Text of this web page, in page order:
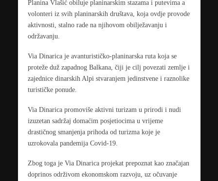
Planina Vlašić obiluje planinarskim stazama i putevima a
volonteri iz svih planinarskih društava, koja ovdje provode
aktivnosti, stalno rade na njihovom obilježavanju i
održavanju.
Via Dinarica je avanturističko-planinarska ruta koja se
proteže duž zapadnog Balkana, čiji je cilj povezati zemlje i
zajednice dinarskih Alpi stvaranjem jedinstvene i raznolike
turističke ponude.
Via Dinarica promoviše aktivni turizam u prirodi i nudi
izuzetan sadržaj domaćim posjetiocima u vrijeme
drastičnog smanjenja prihoda od turizma koje je
uzrokovala pandemija Covid-19.
Zbog toga je Via Dinarica projekat prepoznat kao značajan
doprinos održivom ekonomskom razvoju, uz očuvanje